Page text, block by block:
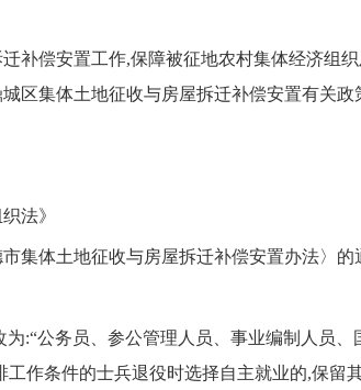
补偿安置工作,保障被征地农村集体经济组
区集体土地征收与房屋拆迁补偿安置有关
法》
集体土地征收与房屋拆迁补偿安置办法〉的
:“公务员、参公管理人员、事业编制人员
作条件的士兵退役时选择自主就业的,保留